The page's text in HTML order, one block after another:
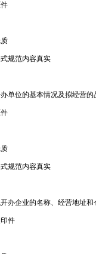
范内容真实
位的基本情况及拟经营的
范内容真实
企业的名称、经营地址和
件